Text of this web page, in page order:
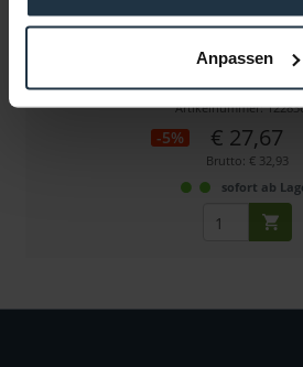
Anpassen
Visible Dust EZ-Kit Sensor
Reinigungs-Kit für
Artikelnummer:
-5% € 27,67
Brutto: € 32,93
sofort ab